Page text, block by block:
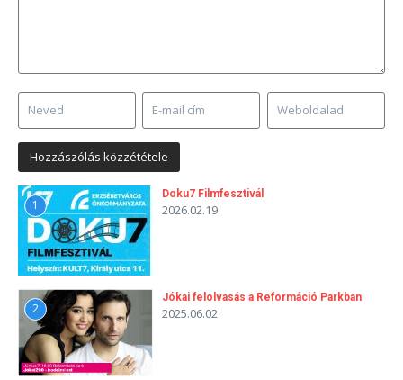
1
Doku7 Filmfesztivál
2026.02.19.
2
Jókai felolvasás a Reformáció Parkban
2025.06.02.